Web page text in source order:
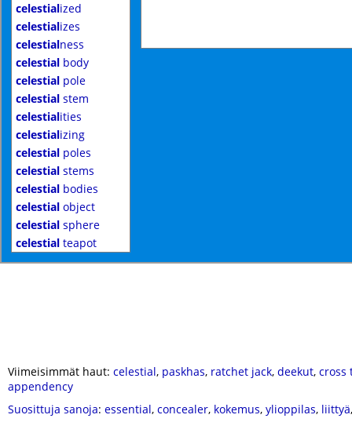
celestialized
celestializes
celestialness
celestial body
celestial pole
celestial stem
celestialities
celestializing
celestial poles
celestial stems
celestial bodies
celestial object
celestial sphere
celestial teapot
Viimeisimmät haut: celestial, paskhas, ratchet jack, deekut, cross
appendency
Suosittuja sanoja: essential, concealer, kokemus, ylioppilas, liittyä